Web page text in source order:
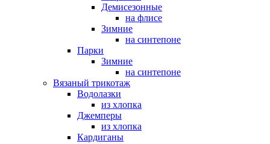
Демисезонные
на флисе
Зимние
на синтепоне
Парки
Зимние
на синтепоне
Вязаный трикотаж
Водолазки
из хлопка
Джемперы
из хлопка
Кардиганы